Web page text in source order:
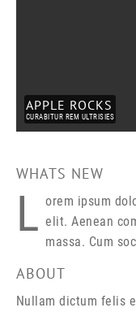
APPLE ROCKS
CURABITUR REM ULTRISIES
WHATS NEW
L orem ipsum
elit. Aenean
massa. Cum
ABOUT
Nullam dictum felis